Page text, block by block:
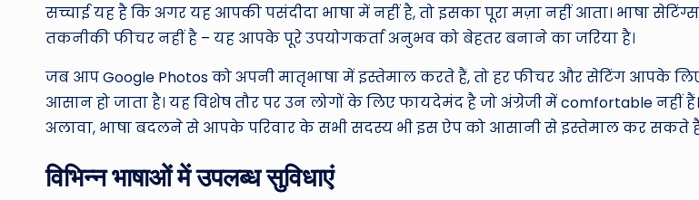
सच्चाई यह है कि अगर यह आपकी पसंदीदा भाषा में नहीं है, तो इसका पूरा मज़ा नहीं आता। भाषा
तकनीकी फीचर नहीं है – यह आपके पूरे उपयोगकर्ता अनुभव को बेहतर बनाने का जरिया है।
जब आप Google Photos को अपनी मातृभाषा में इस्तेमाल करते हैं, तो हर फीचर और सेटिंग आपके
आसान हो जाता है। यह विशेष तौर पर उन लोगों के लिए फायदेमंद है जो अंग्रेजी में comfortable नहीं
अलावा, भाषा बदलने से आपके परिवार के सभी सदस्य भी इस ऐप को आसानी से इस्तेमाल कर सकते
विभिन्न भाषाओं में उपलब्ध सुविधाएं